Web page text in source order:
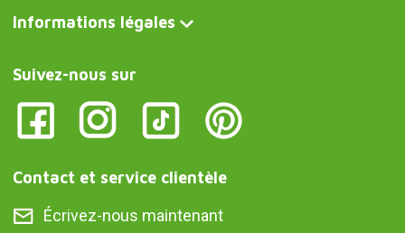
Informations légales
Suivez-nous sur
Contact et service clientèle
Écrivez-nous maintenant